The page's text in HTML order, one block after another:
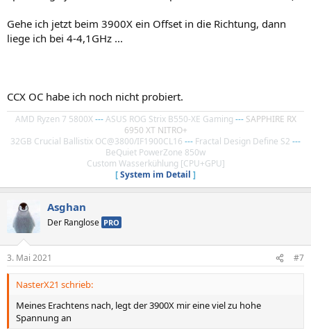
Gehe ich jetzt beim 3900X ein Offset in die Richtung, dann
liege ich bei 4-4,1GHz ...
CCX OC habe ich noch nicht probiert.
AMD Ryzen 7 5800X --- ASUS ROG Strix B550-XE Gaming --- SAPPHIRE RX
6950 XT NITRO+
32GB Crucial Ballistix OC@3800/IF1900CL16 --- Fractal Design Define S2 ---
BeQuiet PowerZone 850w
Custom Wasserkühlung [CPU+GPU]
[System im Detail ]
Asghan
Der Ranglose PRO
3. Mai 2021 #7
NasterX21 schrieb:
Meines Erachtens nach, legt der 3900X mir eine viel zu hohe
Spannung an